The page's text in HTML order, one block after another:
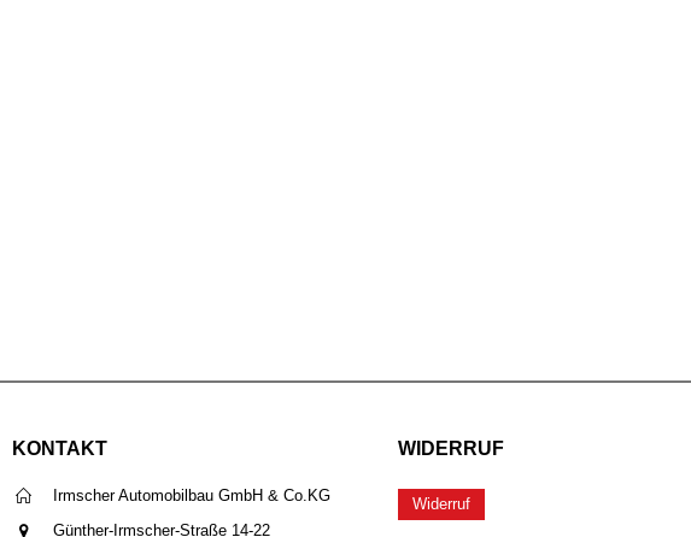
KONTAKT
Irmscher Automobilbau GmbH & Co.KG
Günther-Irmscher-Straße 14-22
WIDERRUF
Widerruf